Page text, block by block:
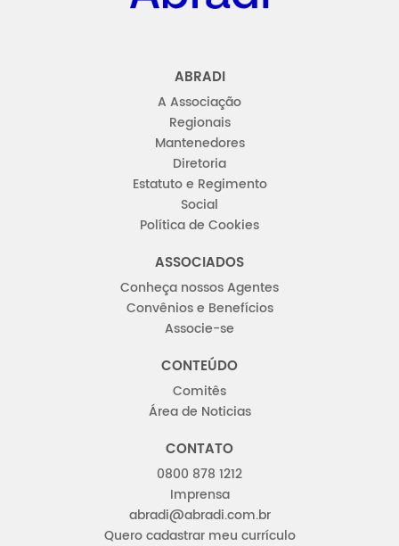
ABRADI
A Associação
Regionais
Mantenedores
Diretoria
Estatuto e Regimento
Social
Política de Cookies
ASSOCIADOS
Conheça nossos Agentes
Convênios e Benefícios
Associe-se
CONTEÚDO
Comitês
Área de Noticias
CONTATO
0800 878 1212
Imprensa
abradi@abradi.com.br
Quero cadastrar meu currículo